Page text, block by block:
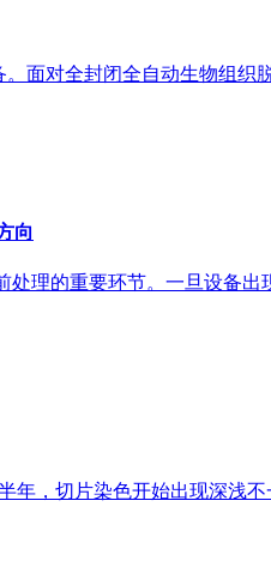
面对全封闭全自动生物组
向
理的重要环节。一旦设备
，切片染色开始出现深浅